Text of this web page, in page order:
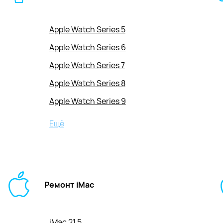
Apple Watch Series 5
Apple Watch Series 6
Apple Watch Series 7
Apple Watch Series 8
Apple Watch Series 9
Apple Watch Series 10
Ещё
Ремонт iMac